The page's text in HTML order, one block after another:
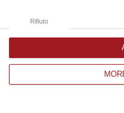
Rifiuto
Corriere delle Calabria è una